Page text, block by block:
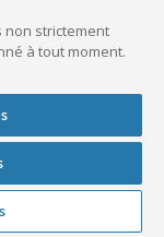
non strictement
à tout moment.